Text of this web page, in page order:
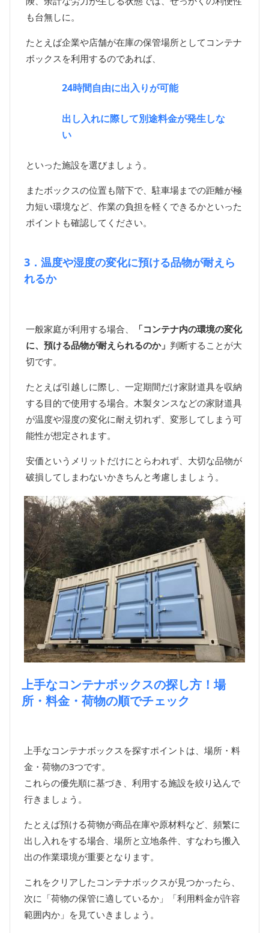
も台無しに。
たとえば企業や店舗が在庫の保管場所としてコンテナ
ボックスを利用するのであれば、
24時間自由に出入りが可能
出し入れに際して別途料金が発生しな
い
といった施設を選びましょう。
またボックスの位置も階下で、駐車場までの距離が極
力短い環境など、作業の負担を軽くできるかといった
ポイントも確認してください。
3．温度や湿度の変化に預ける品物が耐えら
れるか
一般家庭が利用する場合、
「コンテナ内の環境の変化
に、預ける品物が耐えられるのか」 判断することが大
切です。
たとえば引越しに際し、一定期間だけ家財道具を収納
する目的で使用する場合。木製タンスなどの家財道具
が温度や湿度の変化に耐え切れず、変形してしまう可
能性が想定されます。
安価というメリットだけにとらわれず、大切な品物が
破損してしまわないかきちんと考慮しましょう。
上手なコンテナボックスの探し方！場
所・料金・荷物の順でチェック
上手なコンテナボックスを探すポイントは、場所・料
金・荷物の3つです。
これらの優先順に基づき、利用する施設を絞り込んで
行きましょう。
たとえば預ける荷物が商品在庫や原材料など、頻繁に
出し入れをする場合、場所と立地条件、すなわち搬入
出の作業環境が重要となります。
これをクリアしたコンテナボックスが見つかったら、
次に「荷物の保管に適しているか」「利用料金が許容
範囲内か」を見ていきましょう。